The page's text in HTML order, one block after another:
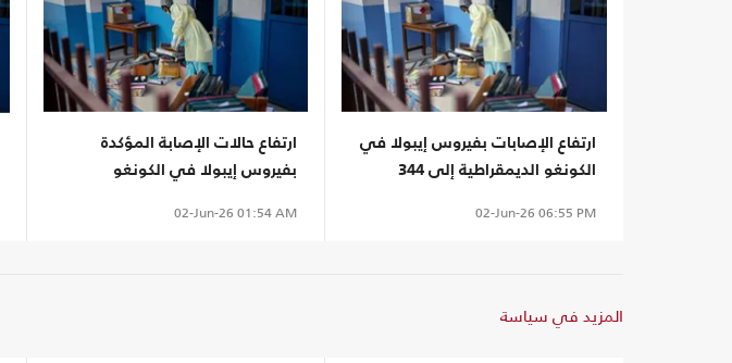
ارتفاع الإصابات بفيروس إيبولا في
الكونغو الديمقراطية إلى 344
02-Jun-26 06:55 PM
ارتفاع حالات الإصابة المؤكدة
بفيروس إيبولا في الكونغو
02-Jun-26 01:54 AM
المزيد في سياسة